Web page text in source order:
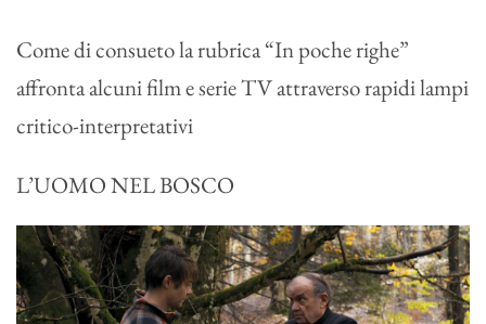
Come di consueto la rubrica “In poche righe”
affronta alcuni film e serie TV attraverso rapidi lampi
critico-interpretativi
L’UOMO NEL BOSCO